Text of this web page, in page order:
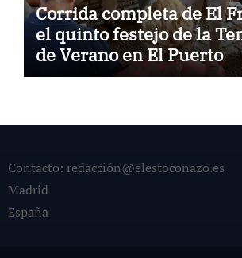
Corrida completa de El
el quinto festejo de la
de Verano en El Puerto
Contacto: redacción@elestoconazo.es
Madrid
España